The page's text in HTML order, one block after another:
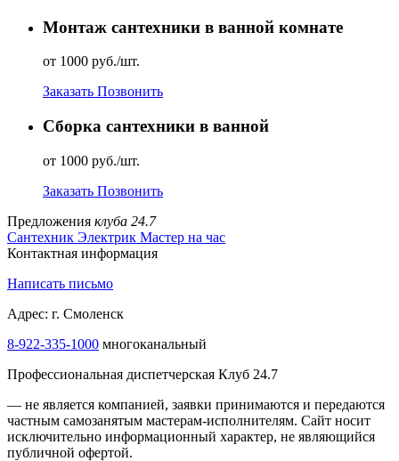
Монтаж сантехники в ванной комнате
от 1000 руб./шт.
Заказать Позвонить
Сборка сантехники в ванной
от 1000 руб./шт.
Заказать Позвонить
Предложения клуба 24.7
Сантехник Электрик Мастер на час
Контактная информация
Написать письмо
Адрес: г. Смоленск
8-922-335-1000 многоканальный
Профессиональная диспетчерская Клуб 24.7
— не является компанией, заявки принимаются и передаются
частным самозанятым мастерам‑исполнителям. Сайт носит
исключительно информационный характер, не являющийся
публичной офертой.